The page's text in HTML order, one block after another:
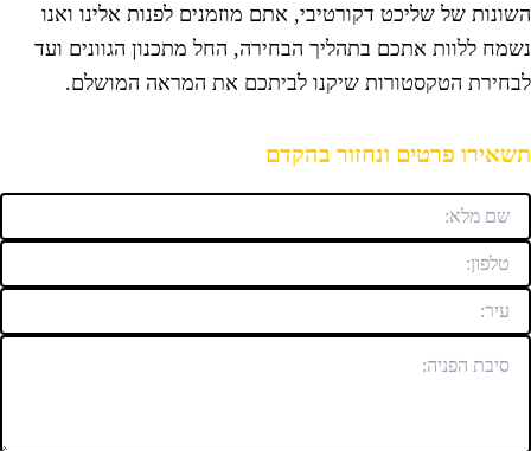
של שליכט דקורטיבי, אתם מוזמנים לפנות אלינו ואנו
ללוות אתכם בתהליך הבחירה, החל מתכנון הגוונים ועד
הטקסטורות שיקנו לביתכם את המראה המושלם.
פרטים ונחזור בהקדם